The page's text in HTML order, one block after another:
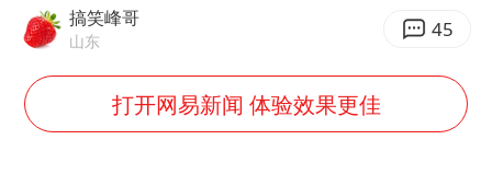
2025年小学教师减少13.19万
以军士兵把枪口对准中国记者
搞笑峰哥
山东 45
打开网易新闻 体验效果更佳